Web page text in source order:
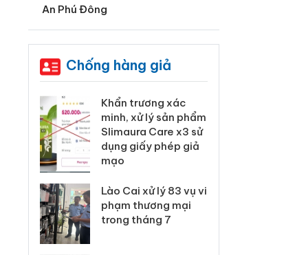
An Phú Đông
Chống hàng giả
lậu,
Hóa
vụ
Khẩn trương xác
minh, xử lý sản phẩm
Slimaura Care x3 sử
dụng giấy phép giả
mạo
Lào Cai xử lý 83 vụ vi
phạm thương mại
trong tháng 7